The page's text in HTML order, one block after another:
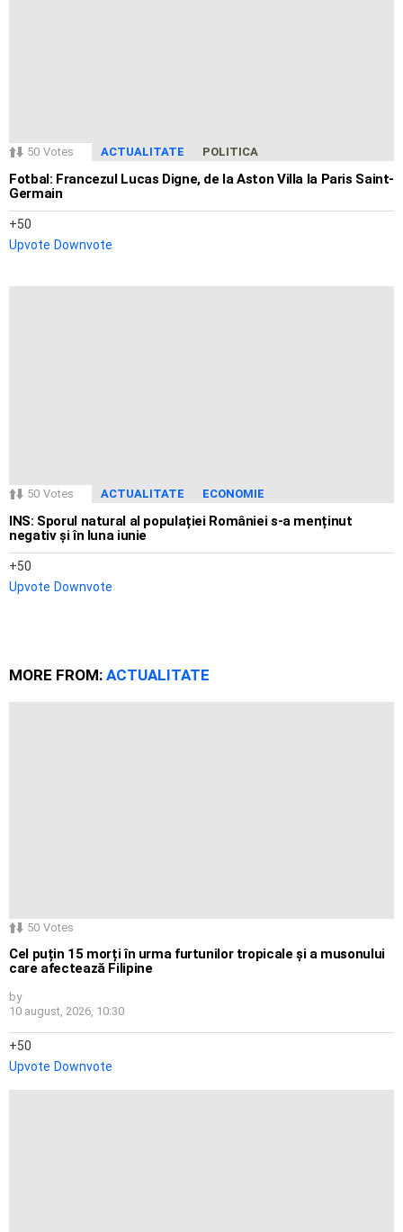
50 Votes ACTUALITATE POLITICA
Fotbal: Francezul Lucas Digne, de la Aston Villa la Paris Saint-
Germain
50
Upvote Downvote
50 Votes ACTUALITATE ECONOMIE
INS: Sporul natural al populației României s-a menținut
negativ și în luna iunie
50
Upvote Downvote
MORE FROM: ACTUALITATE
50 Votes
Cel puțin 15 morți în urma furtunilor tropicale și a musonului
care afectează Filipine
by
10 august, 2026, 10:30
50
Upvote Downvote